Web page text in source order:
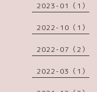
2023-01（1）
2022-10（1）
2022-07（2）
2022-03（1）